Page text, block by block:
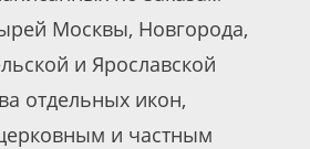
Москвы, Новгорода,
и Ярославской
отдельных икон,
и частным